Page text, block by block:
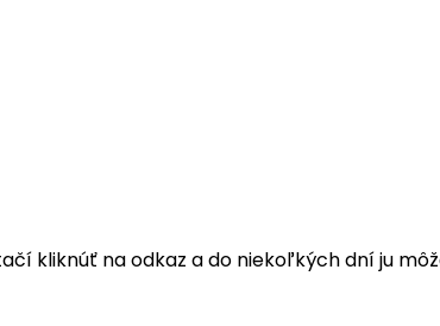
kliknúť na odkaz a do niekoľkých dní ju